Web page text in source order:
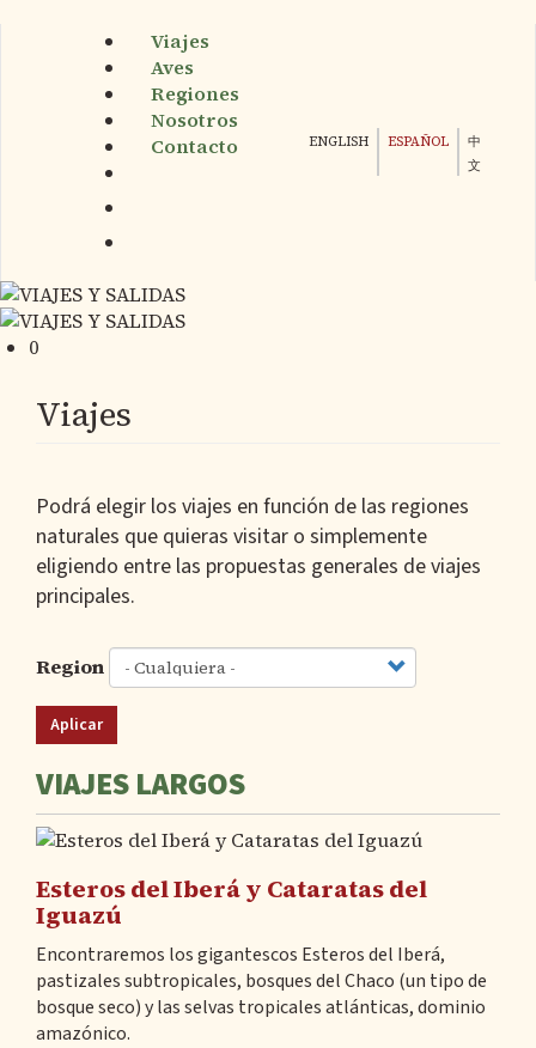
Viajes
Aves
Regiones
Nosotros
Contacto
ENGLISH ESPAÑOL
中
文
0
Viajes
Podrá elegir los viajes en función de las regiones
naturales que quieras visitar o simplemente
eligiendo entre las propuestas generales de viajes
principales.
Region
Aplicar
VIAJES LARGOS
Esteros del Iberá y Cataratas del
Iguazú
Encontraremos los gigantescos Esteros del Iberá,
pastizales subtropicales, bosques del Chaco (un tipo de
bosque seco) y las selvas tropicales atlánticas, dominio
amazónico.